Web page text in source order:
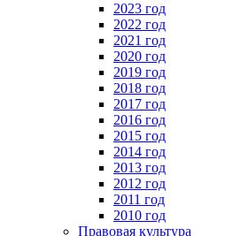
2023 год
2022 год
2021 год
2020 год
2019 год
2018 год
2017 год
2016 год
2015 год
2014 год
2013 год
2012 год
2011 год
2010 год
Правовая культура